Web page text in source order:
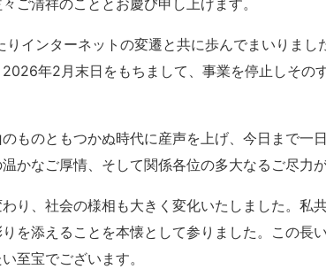
ご清祥のこととお慶び申し上げます。
インターネットの変遷と共に歩んでまいりまし
年2月末日をもちまして、事業を停止しその
ものともつかぬ時代に産声を上げ、今日まで一
かなご厚情、そして関係各位の多大なるご尽力
り、社会の様相も大きく変化いたしました。私
を添えることを本懐として参りました。この長
至宝でございます。